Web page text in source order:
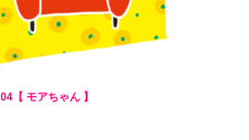
04【 モアちゃん 】